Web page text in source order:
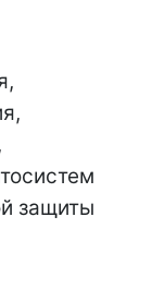
защиты